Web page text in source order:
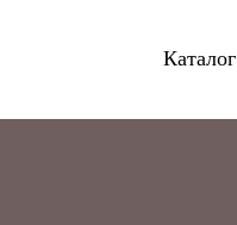
Каталог